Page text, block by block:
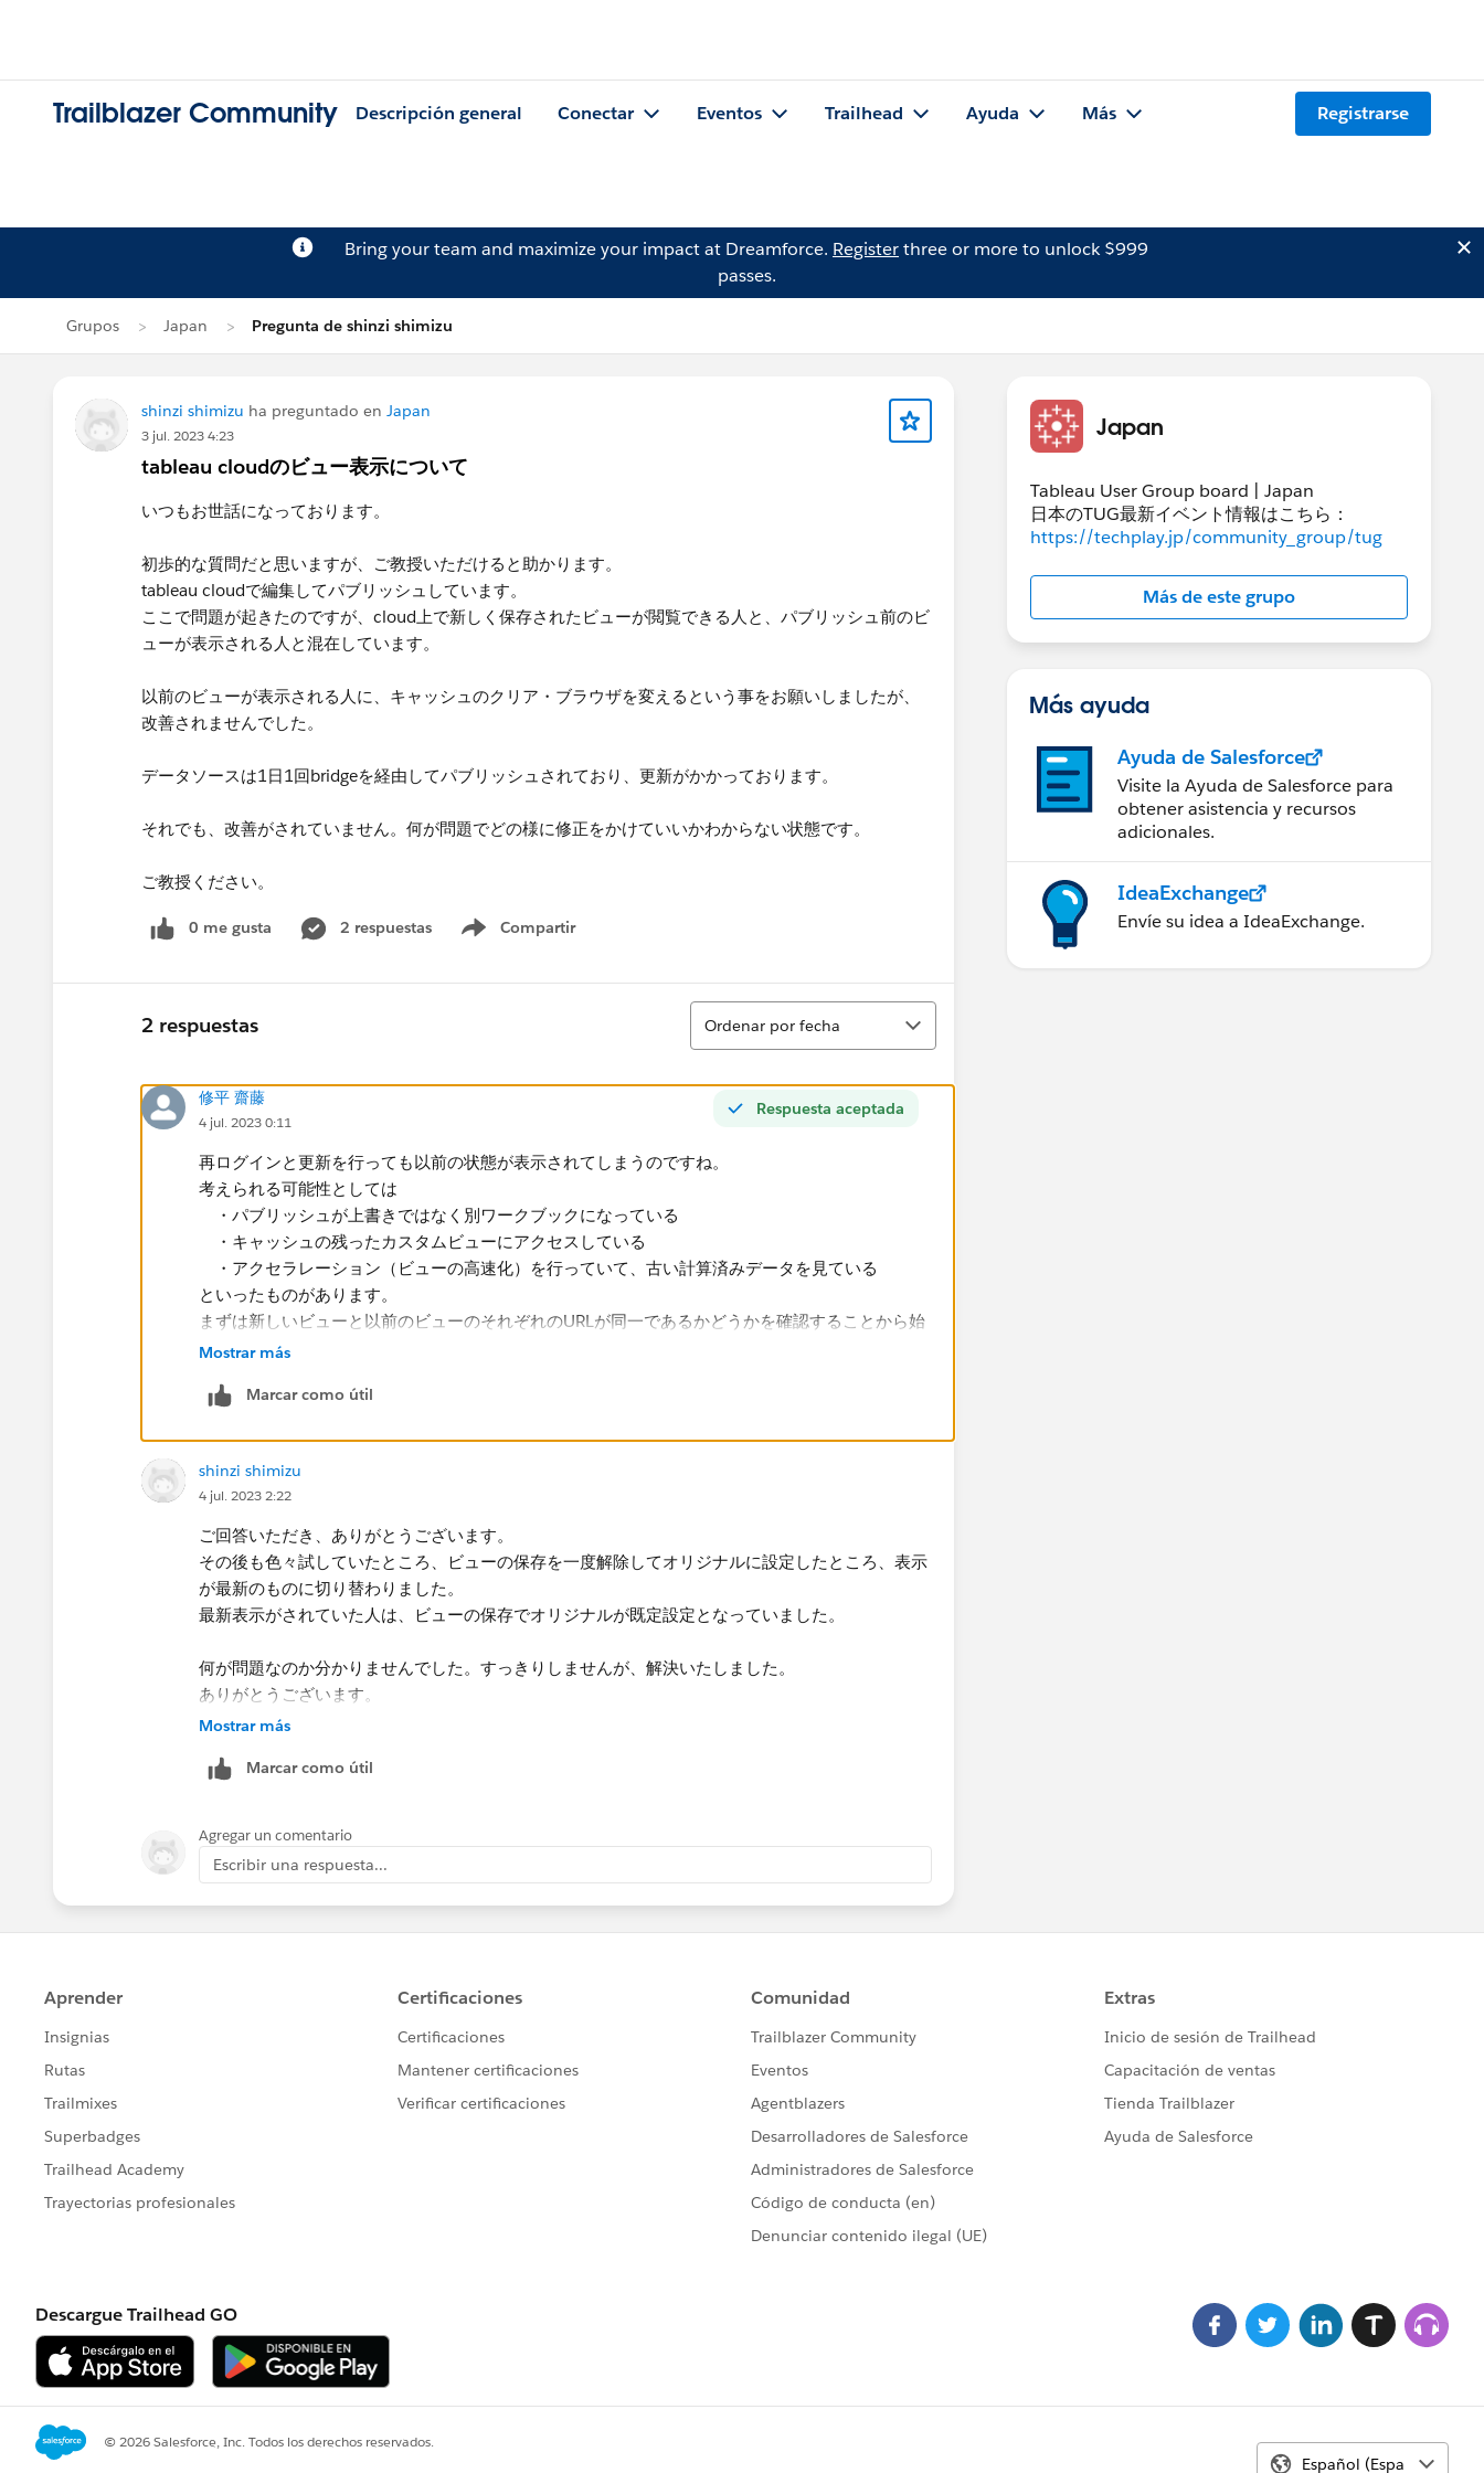
Trailblazer Community Descripción general Conectar Eventos Trailhead Ayuda Más Registrarse
Bring your team and maximize your impact at Dreamforce. Registerthree or more to unlock $999
passes.
Grupos Japan Pregunta de shinzi shimizu
shinzi shimizu ha preguntado en Japan
3 jul. 2023 4:23
tableau cloudのビュー表示について
いつもお世話になっております。
初歩的な質問だと思いますが、ご教授いただけると助かります。
tableau cloudで編集してパブリッシュしています。
ここで問題が起きたのですが、cloud上で新しく保存されたビューが閲覧できる人と、パブリッシュ前のビ
ューが表示される人と混在しています。
​以前のビューが表示される人に、キャッシュのクリア・ブラウザを変えるという事をお願いしましたが、
改善されませんでした。
データソースは1日1回bridgeを経由してパブリッシュされており、更新がかかっております。
それでも、改善がされていません。何が問題でどの様に修正をかけていいかわからない状態です。
ご教授ください。​
0 me gusta 2 respuestas Compartir
Show menu
2 respuestas
Ordenar
Ordenar por fecha
Respuesta aceptada
修平 齋藤
4 jul. 2023 0:11
再ログインと更新を行っても以前の状態が表示されてしまうのですね。
考えられる可能性としては
・パブリッシュが上書きではなく別ワークブックになっている
・キャッシュの残ったカスタムビューにアクセスしている
・アクセラレーション（ビューの高速化）を行っていて、古い計算済みデータを見ている
といったものがあります。
まずは新しいビューと以前のビューのそれぞれのURLが同一であるかどうかを確認することから始
めてみることをおすすめします。
Mostrar más
Marcar como útil
shinzi shimizu
4 jul. 2023 2:22
ご回答いただき、ありがとうございます。
その後も色々試していたところ、ビューの保存を一度解除してオリジナルに設定したところ、表示
が最新のものに切り替わりました。
最新表示がされていた人は、ビューの保存でオリジナルが既定設定となっていました。
何が問題なのか分かりませんでした。すっきりしませんが、解決いたしました。
ありがとうございます。
Mostrar más
Marcar como útil
Agregar un comentario
Escribir una respuesta...
Japan
Tableau User Group board | Japan
日本のTUG最新イベント情報はこちら：
https://techplay.jp/community_group/tug
Más de este grupo
Más ayuda
Ayuda de Salesforce
Visite la Ayuda de Salesforce para
obtener asistencia y recursos
adicionales.
IdeaExchange
Envíe su idea a IdeaExchange.